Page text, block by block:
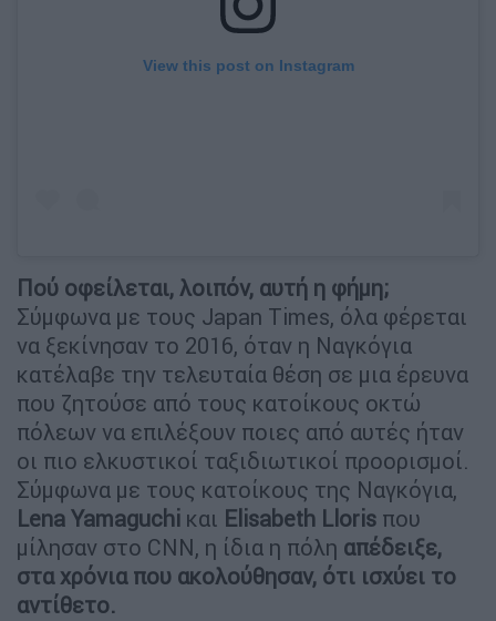
View this post on Instagram
Πού οφείλεται, λοιπόν, αυτή η φήμη;
Σύμφωνα με τους Japan Times, όλα φέρεται
να ξεκίνησαν το 2016, όταν η Ναγκόγια
κατέλαβε την τελευταία θέση σε μια έρευνα
που ζητούσε από τους κατοίκους οκτώ
πόλεων να επιλέξουν ποιες από αυτές ήταν
οι πιο ελκυστικοί ταξιδιωτικοί προορισμοί.
Σύμφωνα με τους κατοίκους της Ναγκόγια,
Lena Yamaguchi και Elisabeth Lloris που
μίλησαν στο CNN, η ίδια η πόλη απέδειξε,
στα χρόνια που ακολούθησαν, ότι ισχύει το
αντίθετο.